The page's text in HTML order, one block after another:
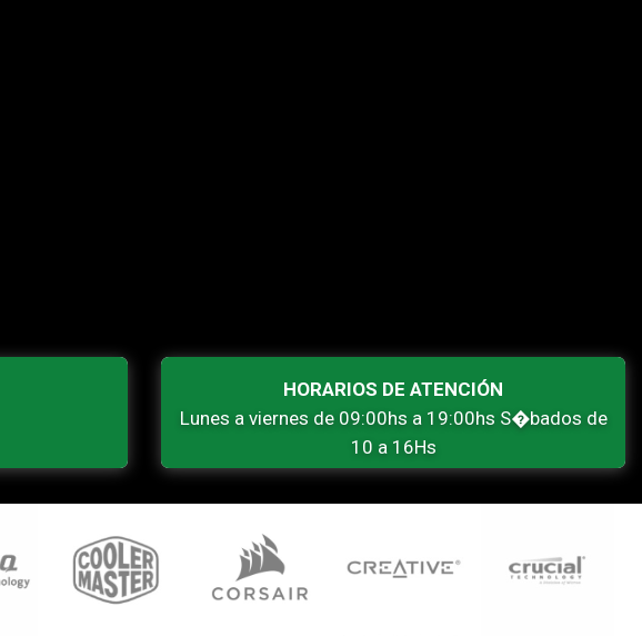
HORARIOS DE ATENCIÓN
Lunes a viernes de 09:00hs a 19:00hs S�bados de
10 a 16Hs